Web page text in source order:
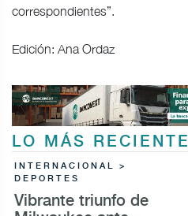
correspondientes”.
Edición: Ana Ordaz
LO MÁS RECIENTE
INTERNACIONAL >
DEPORTES
Vibrante triunfo de